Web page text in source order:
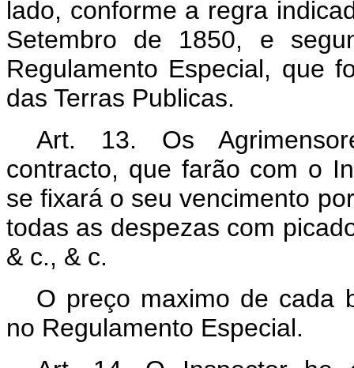
lado, conforme a regra
Setembro de 1850, e
Regulamento Especial, que
das Terras Publicas.
Art. 13. Os
contracto, que farão com o
se fixará o seu vencimento
todas as despezas com
& c., & c.
O preço maximo de cada
no Regulamento Especial.